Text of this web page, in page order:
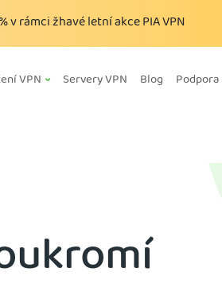
v rámci žhavé letní akce PIA VPN
VPN Servery VPN Blog Podpora